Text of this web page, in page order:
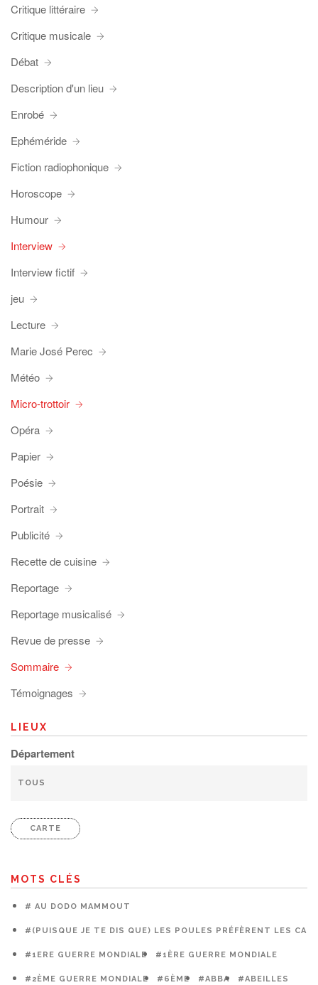
Critique littéraire
Critique musicale
Débat
Description d'un lieu
Enrobé
Ephéméride
Fiction radiophonique
Horoscope
Humour
Interview
Interview fictif
jeu
Lecture
Marie José Perec
Météo
Micro-trottoir
Opéra
Papier
Poésie
Portrait
Publicité
Recette de cuisine
Reportage
Reportage musicalisé
Revue de presse
Sommaire
Témoignages
LIEUX
Département
CARTE
MOTS CLÉS
# AU DODO MAMMOUT
#(PUISQUE JE TE DIS QUE) LES POULES PRÉFÈRENT LES
#1ERE GUERRE MONDIALE #1ÈRE GUERRE MONDIALE
#2ÈME GUERRE MONDIALE #6ÈME #ABBA #ABEILLES